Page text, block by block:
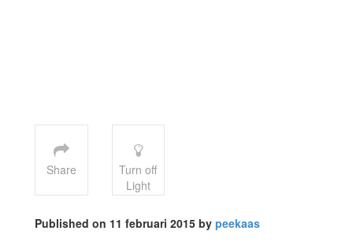
Share
Turn off
Light
Published on 11 februari 2015 by peekaas